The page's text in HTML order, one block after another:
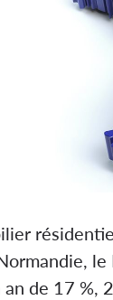
de 17 %,